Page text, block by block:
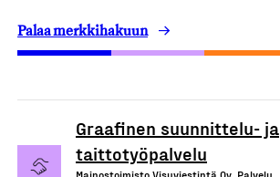
Palaa merkkihakuun
Graafinen suunnittelu- ja
taittotyöpalvelu
Mainostoimisto Visuviestintä Oy, Palvelu